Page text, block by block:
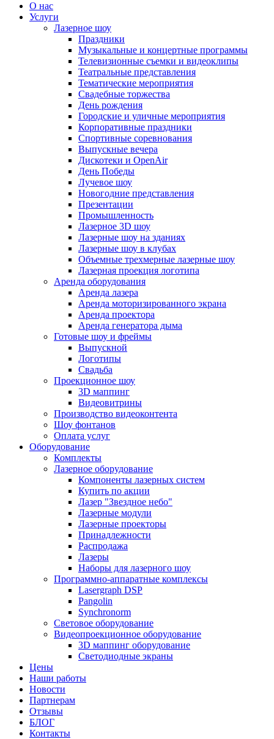
О нас
Услуги
Лазерное шоу
Праздники
Музыкальные и концертные программы
Телевизионные съемки и видеоклипы
Театральные представления
Тематические мероприятия
Свадебные торжества
День рождения
Городские и уличные мероприятия
Корпоративные праздники
Спортивные соревнования
Выпускные вечера
Дискотеки и OpenAir
День Победы
Лучевое шоу
Новогодние представления
Презентации
Промышленность
Лазерное 3D шоу
Лазерные шоу на зданиях
Лазерные шоу в клубах
Объемные трехмерные лазерные шоу
Лазерная проекция логотипа
Аренда оборудования
Аренда лазера
Аренда моторизированного экрана
Аренда проектора
Аренда генератора дыма
Готовые шоу и фреймы
Выпускной
Логотипы
Свадьба
Проекционное шоу
3D маппинг
Видеовитрины
Производство видеоконтента
Шоу фонтанов
Оплата услуг
Оборудование
Комплекты
Лазерное оборудование
Компоненты лазерных систем
Купить по акции
Лазер "Звездное небо"
Лазерные модули
Лазерные проекторы
Принадлежности
Распродажа
Лазеры
Наборы для лазерного шоу
Программно-аппаратные комплексы
Lasergraph DSP
Pangolin
Synchronorm
Световое оборудование
Видеопроекционное оборудование
3D маппинг оборудование
Светодиодные экраны
Цены
Наши работы
Новости
Партнерам
Отзывы
БЛОГ
Контакты